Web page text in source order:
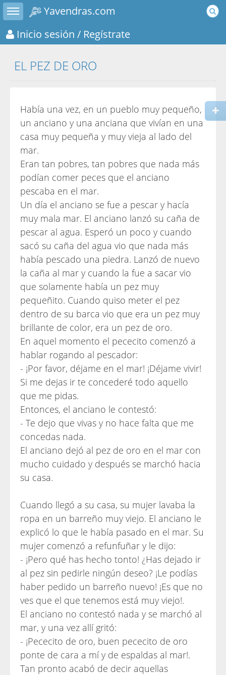
Toggle sidebar
Yavendras.com
Inicio sesión / Regístrate
EL PEZ DE ORO
Había una vez, en un pueblo muy pequeño,
un anciano y una anciana que vivían en una
casa muy pequeña y muy vieja al lado del
mar.
Eran tan pobres, tan pobres que nada más
podían comer peces que el anciano
pescaba en el mar.
Un día el anciano se fue a pescar y hacía
muy mala mar. El anciano lanzó su caña de
pescar al agua. Esperó un poco y cuando
sacó su caña del agua vio que nada más
había pescado una piedra. Lanzó de nuevo
la caña al mar y cuando la fue a sacar vio
que solamente había un pez muy
pequeñito. Cuando quiso meter el pez
dentro de su barca vio que era un pez muy
brillante de color, era un pez de oro.
En aquel momento el pececito comenzó a
hablar rogando al pescador:
- ¡Por favor, déjame en el mar! ¡Déjame vivir!
Si me dejas ir te concederé todo aquello
que me pidas.
Entonces, el anciano le contestó:
- Te dejo que vivas y no hace falta que me
concedas nada.
El anciano dejó al pez de oro en el mar con
mucho cuidado y después se marchó hacia
su casa.
Cuando llegó a su casa, su mujer lavaba la
ropa en un barreño muy viejo. El anciano le
explicó lo que le había pasado en el mar. Su
mujer comenzó a refunfuñar y le dijo:
- ¡Pero qué has hecho tonto! ¿Has dejado ir
al pez sin pedirle ningún deseo? ¡Le podías
haber pedido un barreño nuevo! ¡Es que no
ves que el que tenemos está muy viejo!.
El anciano no contestó nada y se marchó al
mar, y una vez allí gritó:
- ¡Pececito de oro, buen pececito de oro
ponte de cara a mí y de espaldas al mar!.
Tan pronto acabó de decir aquellas